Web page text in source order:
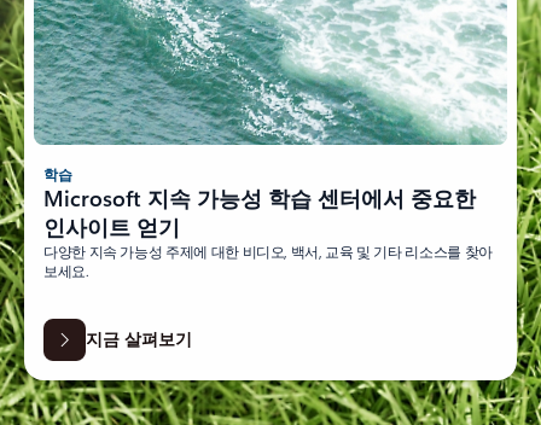
학습
Microsoft 지속 가능성 학습 센터에서 중요한
인사이트 얻기
다양한 지속 가능성 주제에 대한 비디오, 백서, 교육 및 기타 리소스를 찾아
보세요.
지금 살펴보기